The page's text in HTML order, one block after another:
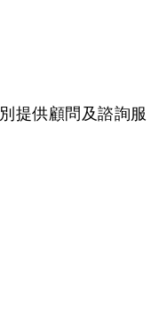
提供顧問及諮詢服